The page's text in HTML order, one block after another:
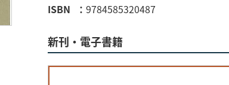
ISBN
9784585320487
新刊・電子書籍